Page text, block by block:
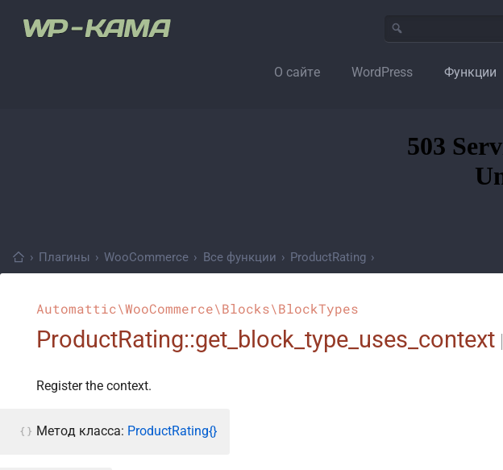
О сайте WordPress Функции
› Плагины › WooCommerce › Все функции › ProductRating ›
Automattic\WooCommerce\Blocks\BlockTypes
ProductRating::get_block_type_uses_context
Register the context.
Метод класса: ProductRating{}